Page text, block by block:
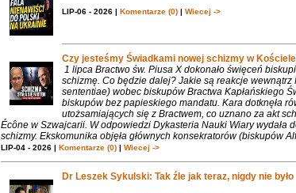
LIP-06 - 2026 | Komentarze (0)| Wiecej ->
Czy jesteśmy Świadkami nowej schizmy w
1 lipca Bractwo św. Piusa X dokonało święceń
schizmę. Co będzie dalej? Jakie są reakcje wewnątrz
sententiae) wobec biskupów Bractwa Kapłańskiego
biskupów bez papieskiego mandatu. Kara dotknęła
utożsamiających się z Bractwem, co uznano za akt
Écône w Szwajcarii. W odpowiedzi Dykasteria Nauki Wiary wydała
schizmy. Ekskomunika objęła głównych konsekratorów (biskupów
LIP-04 - 2026 | Komentarze (0)| Wiecej ->
Dr Leszek Sykulski: Tak źle jak teraz, nigdy nie było